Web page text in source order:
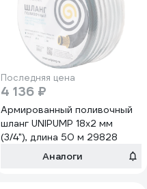
Последняя цена
4 136 ₽
Армированный поливочный
шланг UNIPUMP 18х2 мм
(3/4"), длина 50 м 29828
Аналоги